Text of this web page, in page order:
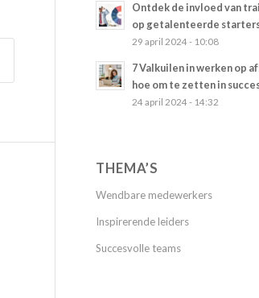
Ontdek de invloed van
op getalenteerde
29 april 2024 - 10:08
7 Valkuilen in werken op
hoe om te zetten in
24 april 2024 - 14:32
THEMA’S
Wendbare medewerkers
Inspirerende leiders
Succesvolle teams